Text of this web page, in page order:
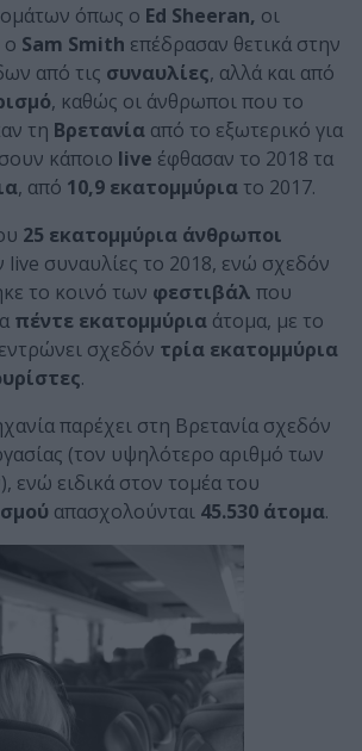
όπως ο Ed Sheeran, οι
ο Sam Smith επέδρασαν θετικά στην
από τις συναυλίες, αλλά και από
, καθώς οι άνθρωποι που το
τη Βρετανία από το εξωτερικό για
κάποιο live έφθασαν το 2018 τα
, από 10,9 εκατομμύρια το 2017.
25 εκατομμύρια άνθρωποι
συναυλίες το 2018, ενώ σχεδόν
το κοινό των φεστιβάλ που
πέντε εκατομμύρια άτομα, με το
σχεδόν τρία εκατομμύρια
.
παρέχει στη Βρετανία σχεδόν
(τον υψηλότερο αριθμό των
ενώ ειδικά στον τομέα του
απασχολούνται 45.530 άτομα.